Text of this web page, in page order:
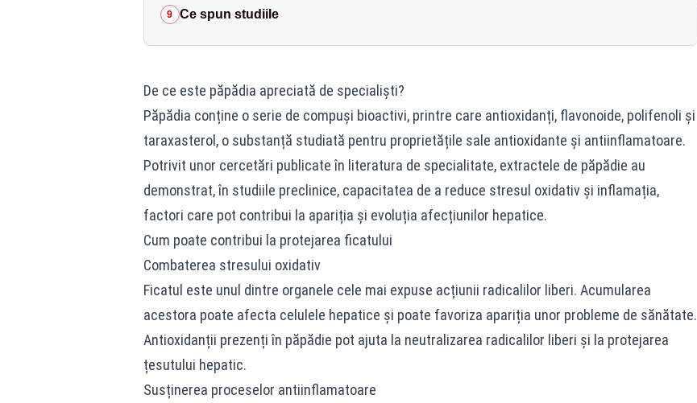
9 Ce spun studiile
De ce este păpădia apreciată de specialiști?
Păpădia conține o serie de compuși bioactivi, printre care antioxidanți, flavonoide, polifenoli și
taraxasterol, o substanță studiată pentru proprietățile sale antioxidante și antiinflamatoare.
Potrivit unor cercetări publicate în literatura de specialitate, extractele de păpădie au
demonstrat, în studiile preclinice, capacitatea de a reduce stresul oxidativ și inflamația,
factori care pot contribui la apariția și evoluția afecțiunilor hepatice.
Cum poate contribui la protejarea ficatului
Combaterea stresului oxidativ
Ficatul este unul dintre organele cele mai expuse acțiunii radicalilor liberi. Acumularea
acestora poate afecta celulele hepatice și poate favoriza apariția unor probleme de sănătate.
Antioxidanții prezenți în păpădie pot ajuta la neutralizarea radicalilor liberi și la protejarea
țesutului hepatic.
Susținerea proceselor antiinflamatoare